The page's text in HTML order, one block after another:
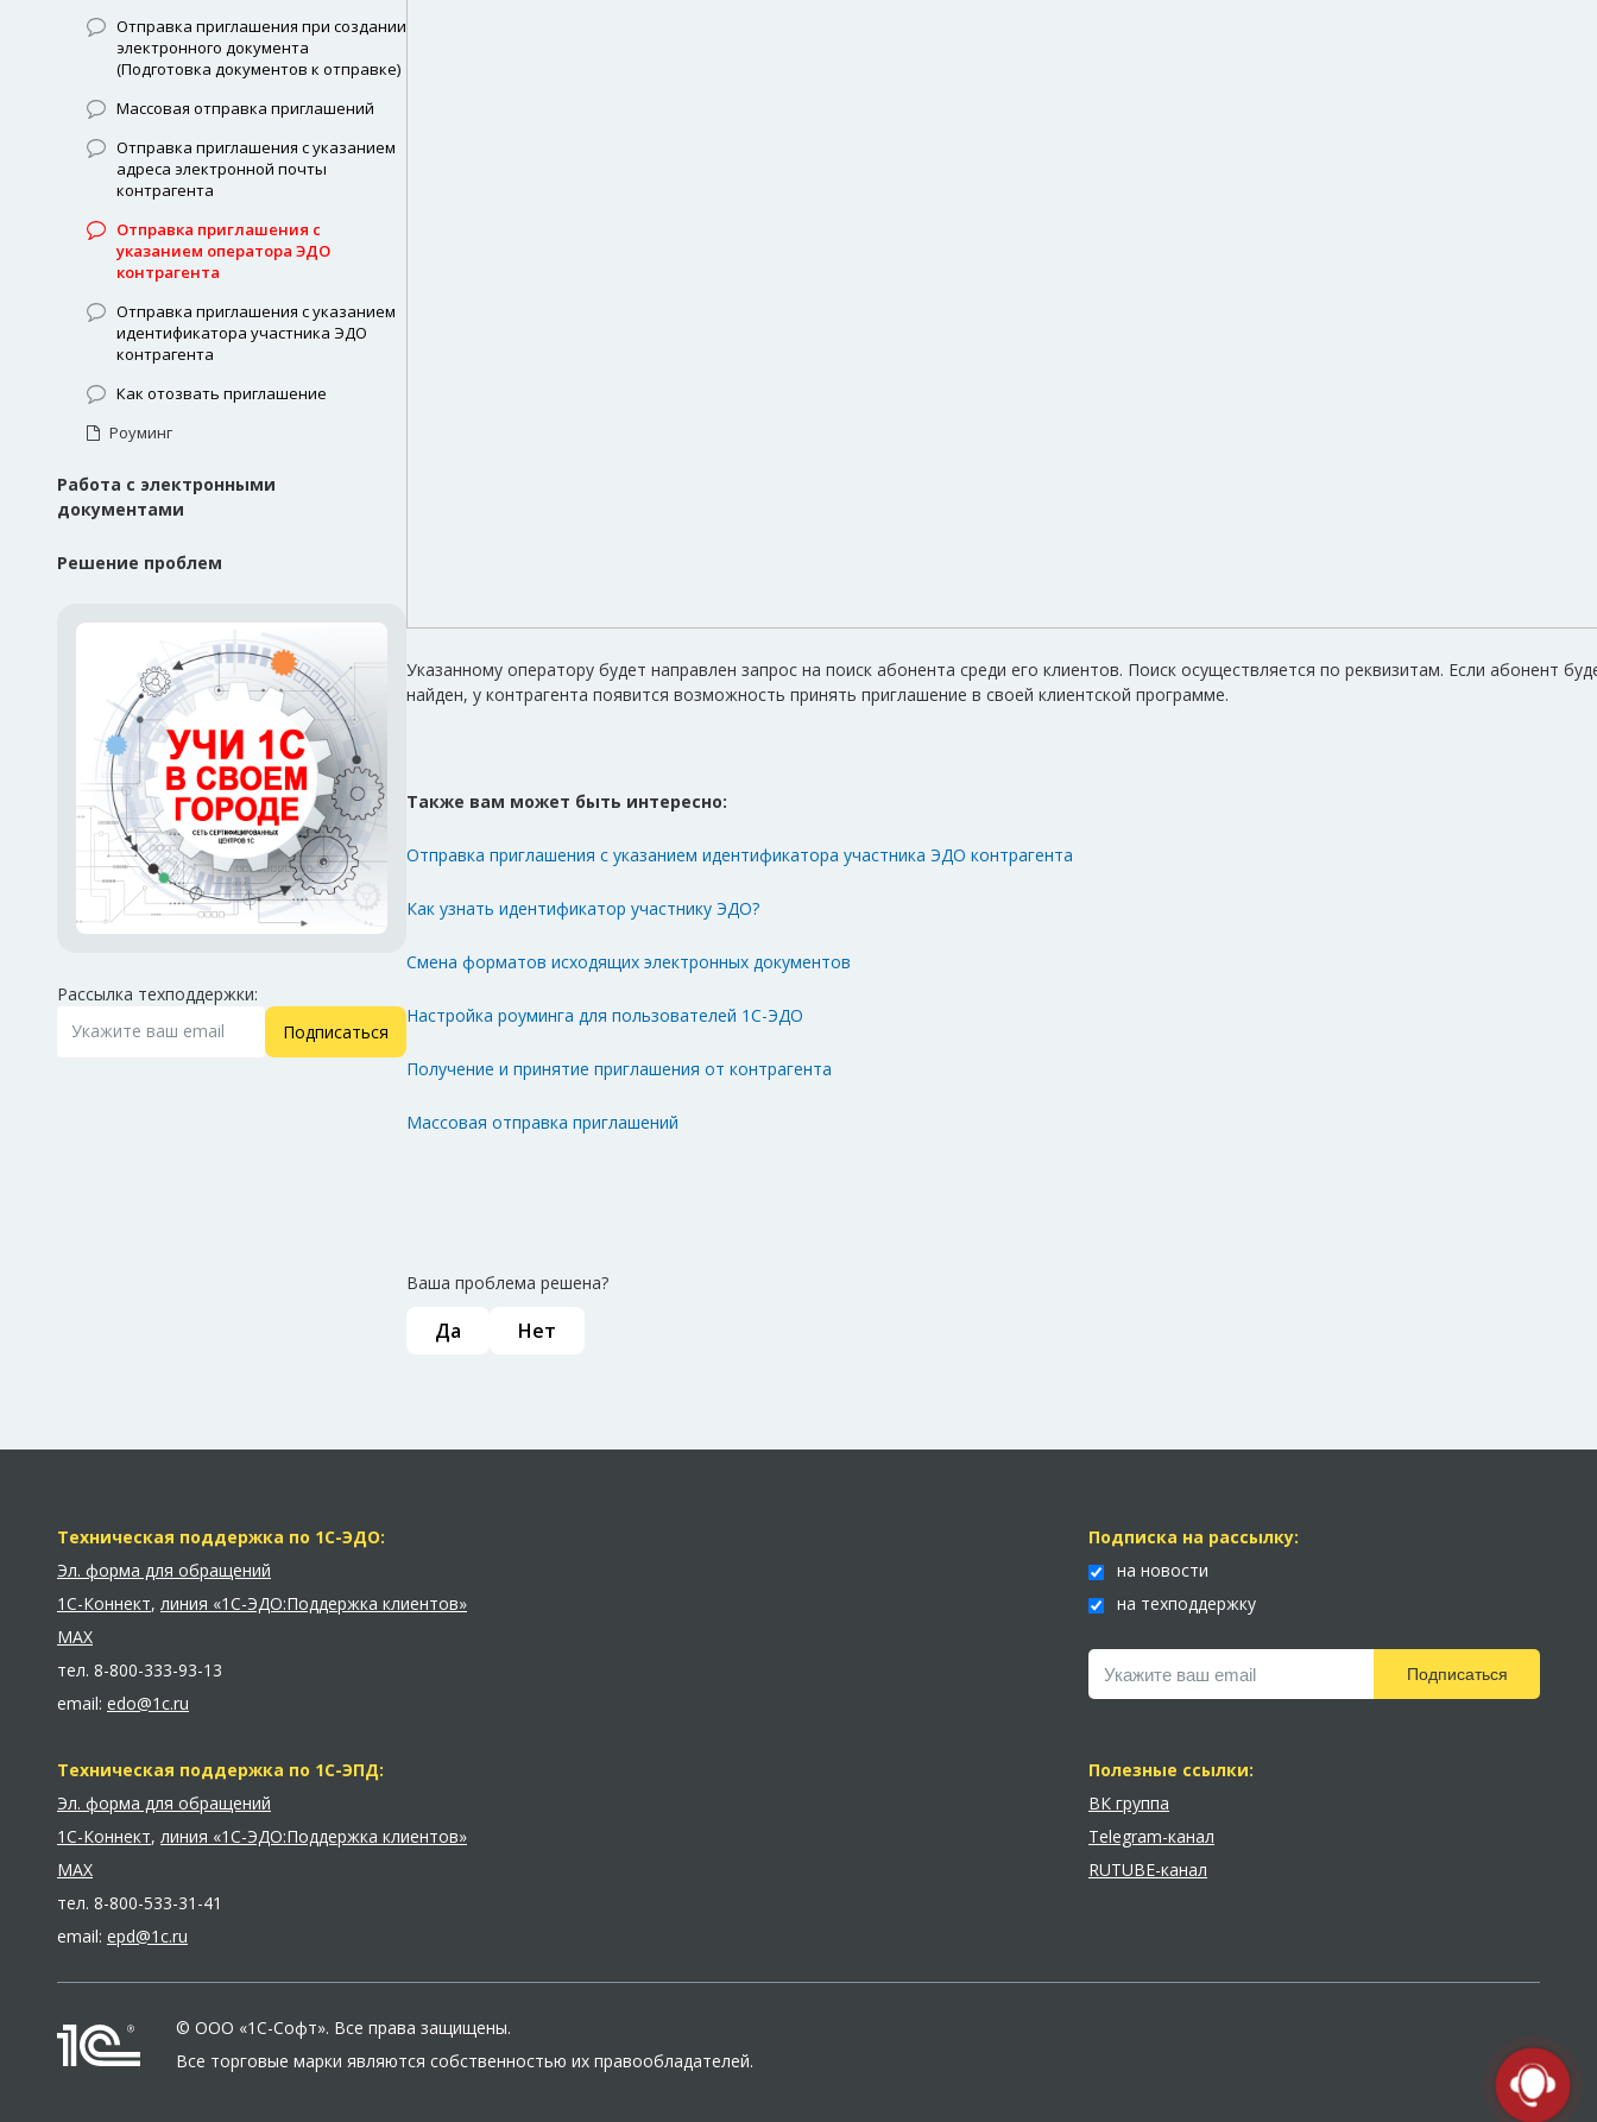
Отправка приглашения при создании
электронного документа
(Подготовка документов к отправке)
Массовая отправка приглашений
Отправка приглашения с указанием
адреса электронной почты
контрагента
Отправка приглашения с
указанием оператора ЭДО
контрагента
Отправка приглашения с указанием
идентификатора участника ЭДО
контрагента
Как отозвать приглашение
Роуминг
Работа с электронными
документами
Решение проблем
Рассылка техподдержки:
Подписаться
Указанному оператору будет направлен запрос на поиск абонента среди его клиентов. Поиск осуществляется по реквизитам. Если абонент
найден, у контрагента появится возможность принять приглашение в своей клиентской программе.
Также вам может быть интересно:
Отправка приглашения с указанием идентификатора участника ЭДО контрагента
Как узнать идентификатор участнику ЭДО?
Смена форматов исходящих электронных документов
Настройка роуминга для пользователей 1С-ЭДО
Получение и принятие приглашения от контрагента
Массовая отправка приглашений
Ваша проблема решена?
Да Нет
Техническая поддержка по 1С-ЭДО:
Эл. форма для обращений
1С-Коннект, линия «1С-ЭДО:Поддержка клиентов»
MAX
тел. 8-800-333-93-13
email: edo@1c.ru
Техническая поддержка по 1С-ЭПД:
Эл. форма для обращений
1С-Коннект, линия «1С-ЭДО:Поддержка клиентов»
MAX
тел. 8-800-533-31-41
email: epd@1c.ru
Подписка на рассылку:
на новости
на техподдержку
Подписаться
Полезные ссылки:
ВК группа
Telegram-канал
RUTUBE-канал
© ООО «1С-Софт». Все права защищены.
Все торговые марки являются собственностью их правообладателей.